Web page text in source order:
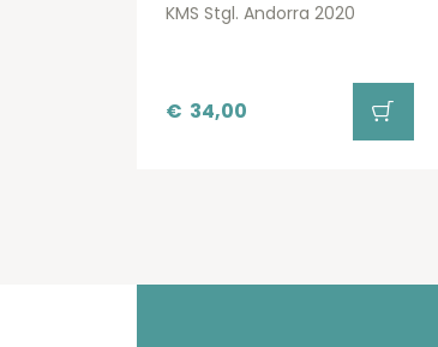
KMS Stgl. Andorra 2020
€ 34,00